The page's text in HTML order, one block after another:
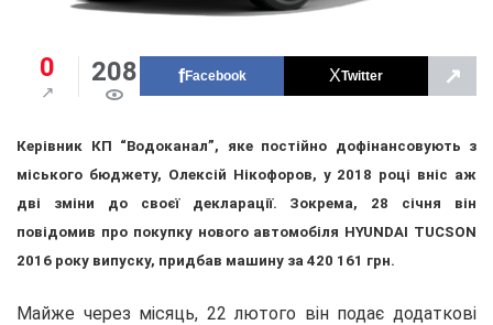
0 208 Facebook Twitter ↗
Керівник КП “Водоканал”, яке постійно дофінансовують з
міського бюджету, Олексій Нікофоров, у 2018 році вніс аж
дві зміни до своєї декларації. Зокрема, 28 січня він
повідомив про покупку нового автомобіля HYUNDAI TUCSON
2016 року випуску, придбав машину за 420 161 грн.
Майже через місяць, 22 лютого він подає додаткові